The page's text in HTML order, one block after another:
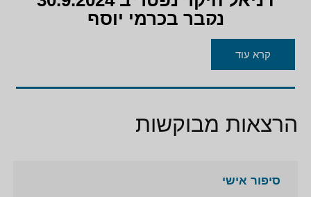
נקבר בכרמי יוסף
קרא עוד
הרצאות מבוקשות
סיפור אישי